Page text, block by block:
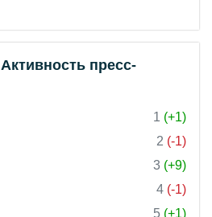
пресс-
1 (+1)
2 (-1)
3 (+9)
4 (-1)
5 (+1)